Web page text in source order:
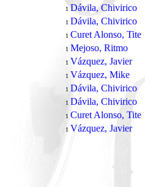
1Dávila, Chivirico
1 Dávila, Chivirico
1 Curet Alonso, Tite
1 Mejoso, Ritmo
1 Vázquez, Javier
1 Vázquez, Mike
1 Dávila, Chivirico
1 Dávila, Chivirico
1 Curet Alonso, Tite
1 Vázquez, Javier